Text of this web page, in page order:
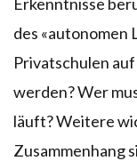
des «autonomen
Privatschulen
werden? Wer
läuft? Weitere
Zusammenhang